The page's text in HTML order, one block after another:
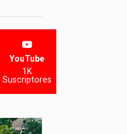
YouTube
1K
Suscriptores